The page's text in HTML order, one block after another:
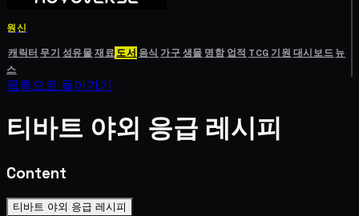
원신
캐릭터 무기 성유물재료도서 음식 가구생물 명함 업적 TCG기원 대시보드뉴
스
목록으로 돌아가기
티바트 야외 응급 레시피
Content
티바트 야외 응급 레시피